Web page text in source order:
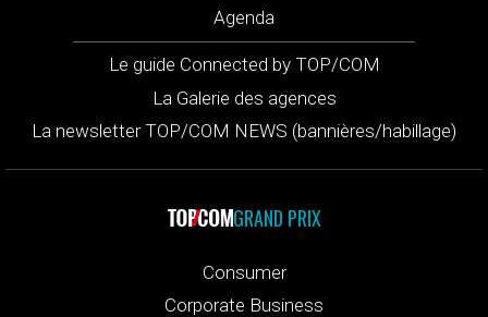
Agenda
Le guide Connected by TOP/COM
La Galerie des agences
La newsletter TOP/COM NEWS (bannières/habillage)
GRAND PRIX
Consumer
Corporate Business